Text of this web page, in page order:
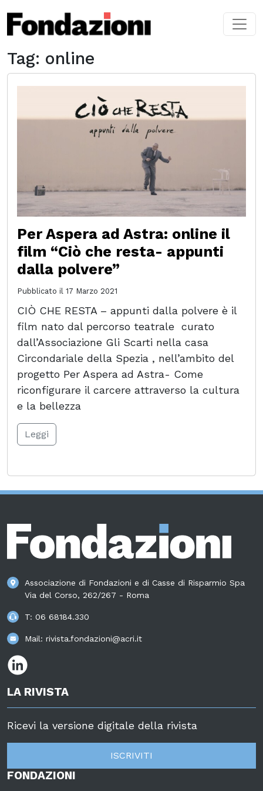
Skip to main content
Tag: online
Per Aspera ad Astra: online il
film “Ciò che resta- appunti
dalla polvere”
Pubblicato il 17 Marzo 2021
CIÒ CHE RESTA – appunti dalla polvere è il
film nato dal percorso teatrale curato
dall’Associazione Gli Scarti nella casa
Circondariale della Spezia , nell’ambito del
progetto Per Aspera ad Astra- Come
riconfigurare il carcere attraverso la cultura
e la bellezza
Leggi
Associazione di Fondazioni e di Casse di Risparmio Spa
Via del Corso, 262/267 - Roma
T: 06 68184.330
Mail: rivista.fondazioni@acri.it
LA RIVISTA
Ricevi la versione digitale della rivista
ISCRIVITI
FONDAZIONI